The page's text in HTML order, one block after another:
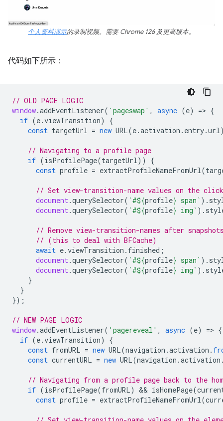
个人资料演示的录制视频。需要 Chrome 126 及更高版本。
代码如下所示：
// OLD PAGE LOGIC
window.addEventListener( 'pageswap' , async (e) => {
if (e.viewTransition)
{
const targetUrl = new URL(e.activation . entry.url
// Navigating to a profile page
if (isProfilePage(targetUrl ))
{
const profile = extractProfileNameFromUrl (
// Set view-transition-name values on the
document .querySelector( `#${profile} span` ).
document .querySelector( `#${profile} img` ).
// Remove view-transition-names after
// (this to deal with BFCache)
await e.viewTransition . finished ;
document .querySelector( `#${profile} span` ).
document .querySelector( `#${profile} img` ).
}
}
});
// NEW PAGE LOGIC
window.addEventListener( 'pagereveal' , async (e) => {
if (e.viewTransition)
{
const fromURL = new URL(navigation .activation .
const currentURL = new URL(navigation .activation
// Navigating from a profile page back to the
if (isProfilePage(fromURL) && isHomePage(
const profile = extractProfileNameFromUrl (